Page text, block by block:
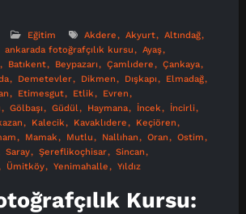
Eğitim Akdere Akyurt
Altındağ
ankarada fotoğrafçılık kursu
Ayaş
Batıkent Beypazarı Çamlıdere
Çankaya
Demetevler Dikmen Dışkapı
Elmadağ
Etimesgut Etlik
Evren
Gölbaşı Güdül Haymana İncek
İncirli
Kalecik Kavaklıdere
Keçiören
Mamak Mutlu Nallıhan Oran
Ostim
Saray Şereflikoçhisar
Sincan
Ümitköy Yenimahalle Yıldız
Kursu: